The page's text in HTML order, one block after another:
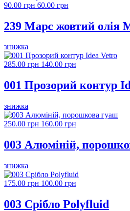
90.00 грн 60.00 грн
239 Марс жовтий олія
знижка
285.00 грн 140.00 грн
001 Прозорий контур
знижка
250.00 грн 160.00 грн
003 Алюміній,
знижка
175.00 грн 100.00 грн
003 Срібло Polyfluid